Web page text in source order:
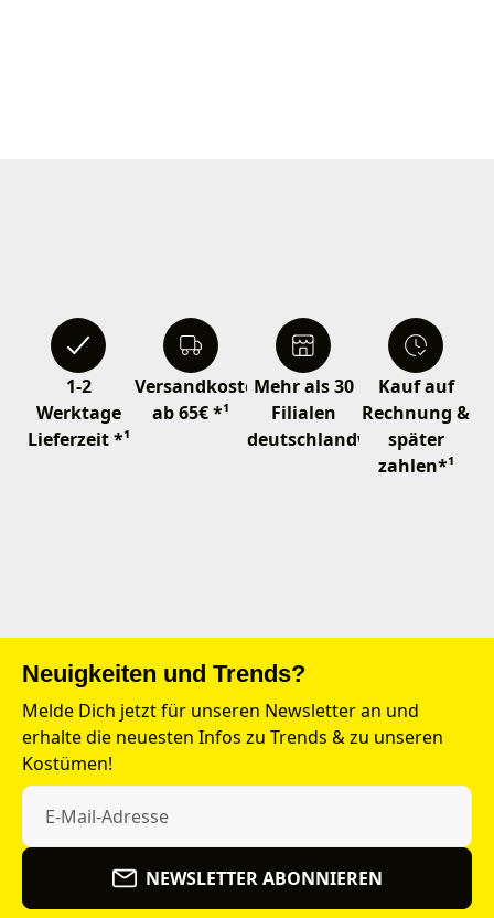
1-2
Werktage
Lieferzeit *¹
Versandkostenfrei
ab 65€ *¹
Mehr als 30
Filialen
deutschlandweit
Kauf auf
Rechnung &
später
zahlen*¹
Neuigkeiten und Trends?
Melde Dich jetzt für unseren Newsletter an und
erhalte die neuesten Infos zu Trends & zu unseren
Kostümen!
NEWSLETTER ABONNIEREN